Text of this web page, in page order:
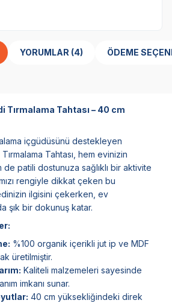
YORUMLAR (4) ÖDEME
Tırmalama Tahtası – 40 cm
içgüdüsünü destekleyen
Tahtası, hem evinizin
de patili dostunuza sağlıklı bir aktivite
rengiyle dikkat çeken bu
ilgisini çekerken, ev
şık bir dokunuş katar.
%100 organik içerikli jut ip ve MDF
üretilmiştir.
Kaliteli malzemeleri sayesinde
imkanı sunar.
40 cm yüksekliğindeki direk